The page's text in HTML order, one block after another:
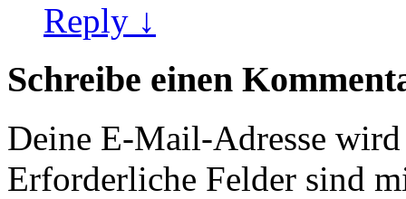
Reply ↓
Schreibe einen
Deine E-Mail-Adresse
Erforderliche Felder sind